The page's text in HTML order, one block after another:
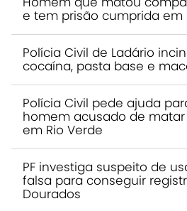
e tem prisão cumprida em
Polícia Civil de Ladário
cocaína, pasta base e
Polícia Civil pede ajuda
homem acusado de
em Rio Verde
PF investiga suspeito de
falsa para conseguir
Dourados